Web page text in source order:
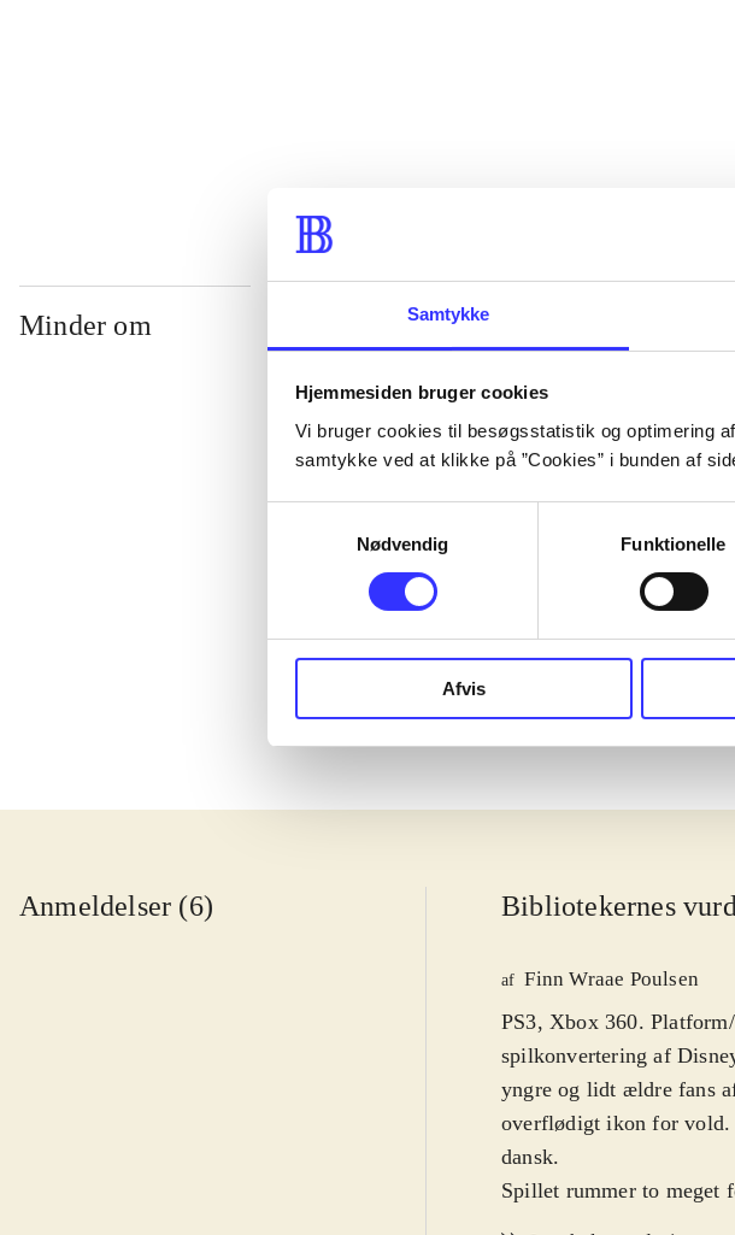
Samtykke
Hjemmesiden bruger cookies
Vi bruger cookies til besøgsstatistik og optimering
samtykke ved at klikke på ”Cookies” i bunden af
Nødvendig
Funktionelle
Afvis
Minder om
TT
Anmeldelser (6) Bibliotekernes
af Finn Wraae Poulsen
PS3, Xbox 360.
spilkonvertering af
yngre og lidt ældre fans
overflødigt ikon for vold.
dansk.
Spillet rummer to meget